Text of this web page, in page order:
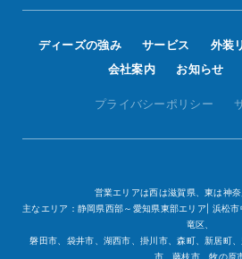
ディーズの強み サービス 外装
会社案内
お知らせ
プライバシーポリシー
営業エリアは西は滋賀県、東は神
主なエリア：静岡県西部～愛知県東部エリア| 浜松
竜区、
磐田市、袋井市、湖西市、掛川市、森町、新居町
市、藤枝市、牧の原